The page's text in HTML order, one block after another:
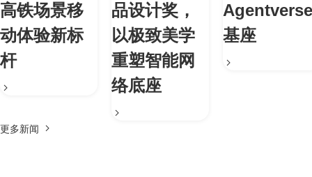
高铁场景移
动体验新标
杆
品设计奖，
以极致美学
重塑智能网
络底座
Agentverse
基座
更多新闻